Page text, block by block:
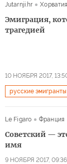
супружеская жизнь
Jutarnji.hr Хорватия
Эмиграция,
трагедией
10 НОЯБРЯ 2017,
русские эмигранты
Югославия
Петр Врангель
Николай Краснов
Le Figaro Франция
Советский —
имя
9 НОЯБРЯ 2017, 09:36